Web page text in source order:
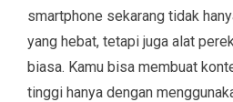
smartphone sekarang tidak
yang hebat, tetapi juga alat
biasa. Kamu bisa membuat
tinggi hanya dengan